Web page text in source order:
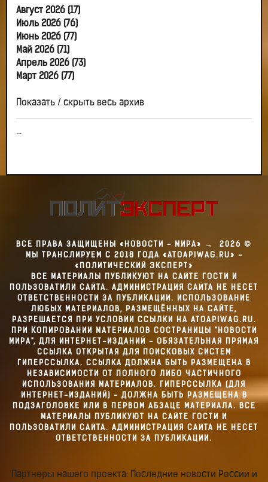
Август 2026 (17)
Июль 2026 (76)
Июнь 2026 (77)
Май 2026 (71)
Апрель 2026 (73)
Март 2026 (77)
Показать / скрыть весь архив
...
ВСЕ ПРАВА ЗАЩИЩЕНЫ «НОВОСТИ - МИРА» → 2026 ©
МЫ ТРАНСЛИРУЕМ С 2018 ГОДА «ATOAPIWAG.RU» -
«ПОЛИТИЧЕСКИЙ ЭКСПЕРТ»
ВСЕ МАТЕРИАЛЫ ПУБЛИКУЮТ НА САЙТЕ ГОСТИ И
ПОЛЬЗОВАТИЛИ САЙТА. АДМИНИСТРАЦИЯ САЙТА НЕ НЕСЕТ
ОТВЕТСТВЕННОСТИ ЗА ПУБЛИКАЦИИ. ИСПОЛЬЗОВАНИЕ
ЛЮБЫХ МАТЕРИАЛОВ, РАЗМЕЩЁННЫХ НА САЙТЕ,
РАЗРЕШАЕТСЯ ПРИ УСЛОВИИ ССЫЛКИ НА ATOAPIWAG.RU.
ПРИ КОПИРОВАНИИ МАТЕРИАЛОВ СОСТРАНИЦЫ "НОВОСТИ
МИРА", ДЛЯ ИНТЕРНЕТ-ИЗДАНИЙ - ОБЯЗАТЕЛЬНАЯ ПРЯМАЯ
ССЫЛКА ОТКРЫТАЯ ДЛЯ ПОИСКОВЫХ СИСТЕМ
ГИПЕРССЫЛКА. ССЫЛКА ДОЛЖНА БЫТЬ РАЗМЕЩЕНА В
НЕЗАВИСИМОСТИ ОТ ПОЛНОГО ЛИБО ЧАСТИЧНОГО
ИСПОЛЬЗОВАНИЯ МАТЕРИАЛОВ. ГИПЕРССЫЛКА (ДЛЯ
ИНТЕРНЕТ-ИЗДАНИЙ) - ДОЛЖНА БЫТЬ РАЗМЕЩЕНА В
ПОДЗАГОЛОВКЕ ИЛИ В ПЕРВОМ АБЗАЦЕ МАТЕРИАЛА. ВСЕ
МАТЕРИАЛЫ ПУБЛИКУЮТ НА САЙТЕ ГОСТИ И
ПОЛЬЗОВАТИЛИ САЙТА. АДМИНИСТРАЦИЯ САЙТА НЕ НЕСЕТ
ОТВЕТСТВЕННОСТИ ЗА ПУБЛИКАЦИИ.
Партнеры нашего проекта: Последние новости России и